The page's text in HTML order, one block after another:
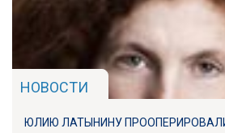
НОВОСТИ
ЮЛИЮ ЛАТЫНИНУ